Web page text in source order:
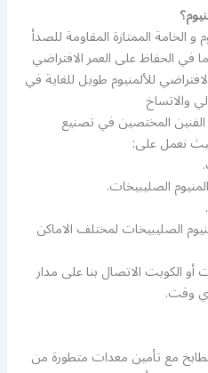
و الخامة الممتازة المقاومة للصدأ
في الحفاظ على العمر الافتراضي
للألمنيوم طويل للغاية في
والاتساخ
الفنين المختصين في تصنيع
نعمل على:
الصليبيخات.
الصليبيخات لمختلف الاماكن
أو الكويت الاتصال بنا على مدار
مع تأمين معدات متطورة من